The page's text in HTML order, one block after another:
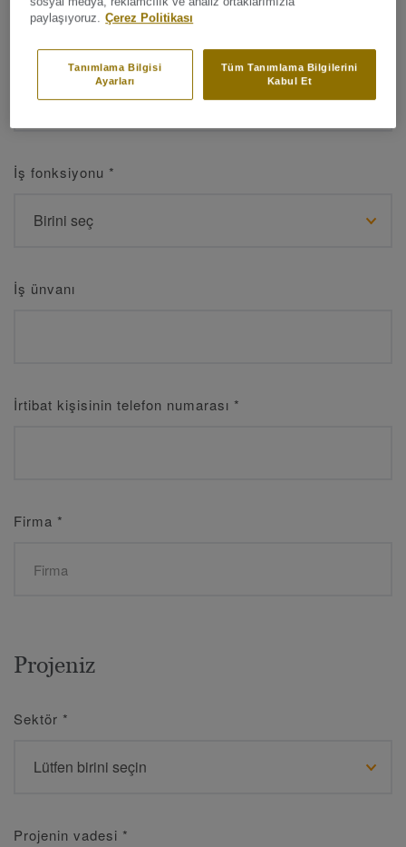
Soyad*
İş fonksiyonu *
İş ünvanı
İrtibat kişisinin telefon numarası *
Firma *
Projeniz
Sektör *
Projenin vadesi *
paylaşıyoruz. Çerez Politikası
Tüm Tanımlama Bilgilerini
Kabul Et
Tanımlama Bilgisi
Ayarları